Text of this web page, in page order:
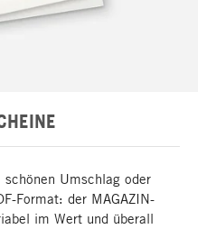
Umschlag oder
Format: der MAGAZIN-
im Wert und überall